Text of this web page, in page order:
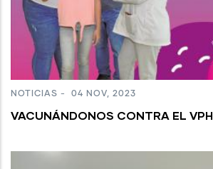
NOTICIAS - 04 NOV, 2023
VACUNÁNDONOS CONTRA EL VPH